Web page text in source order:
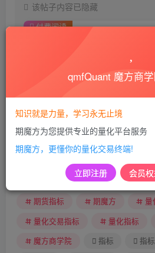
该帖子内容已隐藏
付费阅读
1
黄金会员免费
此内容为付费阅读，请付费后查看
指标编写 期货
期货指标
期魔方
量
量化交易指标
量化指标
魔方商学院
指标 指
qmfQuant 魔方商
知识就是力量，学习永无止境
期魔方为您提供专业的量化平台服务
期魔方，更懂你的量化交易终端!
立即注册 会员